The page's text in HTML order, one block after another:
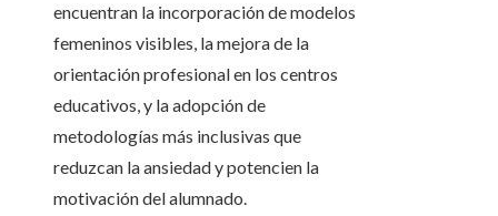
encuentran la incorporación de modelos
femeninos visibles, la mejora de la
orientación profesional en los centros
educativos, y la adopción de
metodologías más inclusivas que
reduzcan la ansiedad y potencien la
motivación del alumnado.